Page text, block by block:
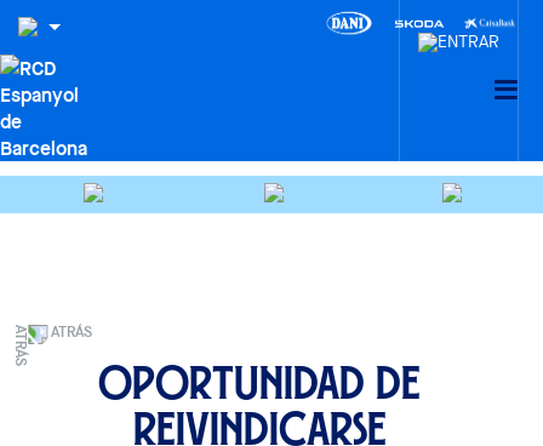
ATRÁS
Oportunidad de
reivindicarse